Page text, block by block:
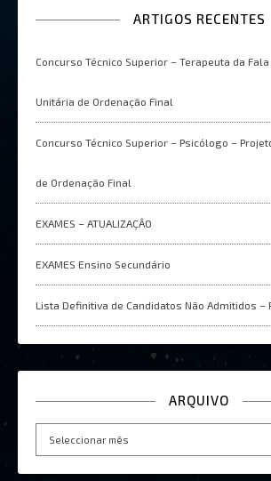
ARTIGOS RECENTES
Concurso Técnico Superior – Terapeuta da
Unitária de Ordenação Final
Concurso Técnico Superior – Psicólogo –
de Ordenação Final
EXAMES – ATUALIZAÇÂO
EXAMES Ensino Secundário
Lista Definitiva de Candidatos Não Admitidos –
ARQUIVO
Arquivo